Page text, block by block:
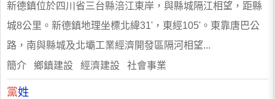
新德鎮位於四川省三台縣涪江東岸，與縣城隔江相望，距縣
城8公里。新德鎮地理坐標北緯31'，東經105'。東靠唐巴公
路，南與縣城及北壩工業經濟開發區隔河相望...
簡介 鄉鎮建設 經濟建設 社會事業
黨姓